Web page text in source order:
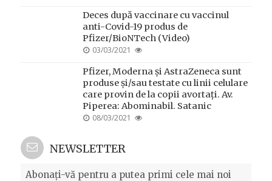
Deces după vaccinare cu vaccinul
anti-Covid-19 produs de
Pfizer/BioNTech (Video)
POSTED
03/03/2021
Pfizer, Moderna și AstraZeneca sunt
produse și/sau testate cu linii celulare
care provin de la copii avortați. Av.
Piperea: Abominabil. Satanic
POSTED
08/03/2021
NEWSLETTER
Abonați-vă pentru a putea primi cele mai noi